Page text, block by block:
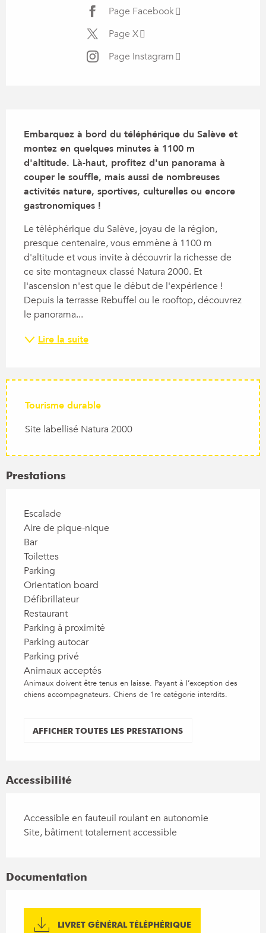
Page Facebook
Page X
Page Instagram
Embarquez à bord du téléphérique du Salève et
montez en quelques minutes à 1100 m
d'altitude. Là-haut, profitez d'un panorama à
couper le souffle, mais aussi de nombreuses
activités nature, sportives, culturelles ou encore
gastronomiques !
Le téléphérique du Salève, joyau de la région,
presque centenaire, vous emmène à 1100 m
d'altitude et vous invite à découvrir la richesse de
ce site montagneux classé Natura 2000. Et
l'ascension n'est que le début de l'expérience !
Depuis la terrasse Rebuffel ou le rooftop, découvrez
le panorama...
Lire la suite
Tourisme durable
Site labellisé Natura 2000
Prestations
Escalade
Aire de pique-nique
Bar
Toilettes
Parking
Orientation board
Défibrillateur
Restaurant
Parking à proximité
Parking autocar
Parking privé
Animaux acceptés
Animaux doivent être tenus en laisse. Payant à l’exception des
chiens accompagnateurs. Chiens de 1re catégorie interdits.
AFFICHER TOUTES LES PRESTATIONS
Accessibilité
Accessible en fauteuil roulant en autonomie
Site, bâtiment totalement accessible
Documentation
LIVRET GÉNÉRAL TÉLÉPHÉRIQUE